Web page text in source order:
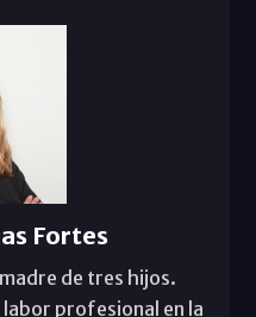
Fortes
de tres hijos.
profesional en la